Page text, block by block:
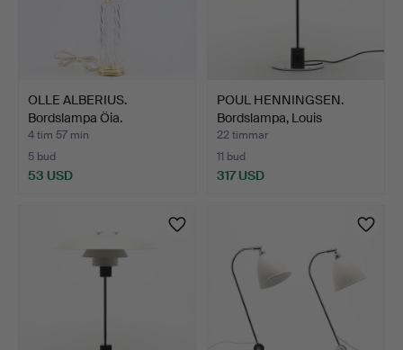
OLLE ALBERIUS.
Bordslampa Öia.
4 tim 57 min
5 bud
53 USD
POUL HENNINGSEN.
Bordslampa, Louis
Poulsen…
22 timmar
11 bud
317 USD